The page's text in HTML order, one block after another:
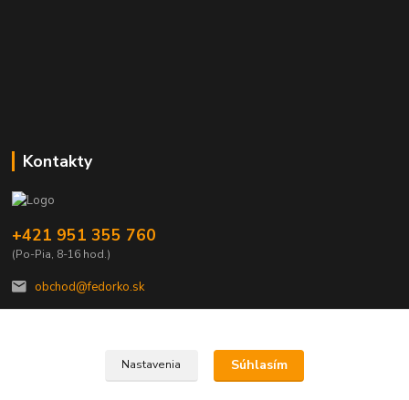
Kontakty
+421 951 355 760
(Po-Pia, 8-16 hod.)
obchod@fedorko.sk
Nastavenia Súhlasím